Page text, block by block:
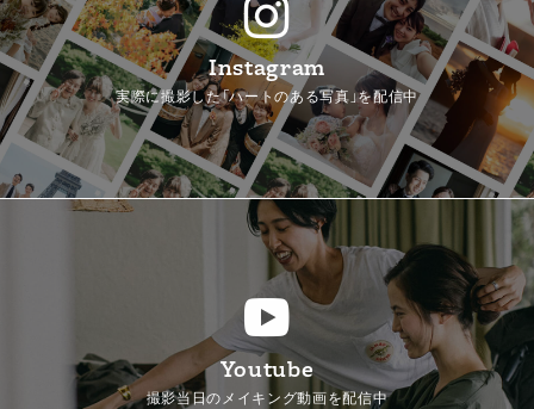
Instagram
実際に撮影した「ハートのある写真」を配信中
Youtube
撮影当日のメイキング動画を配信中